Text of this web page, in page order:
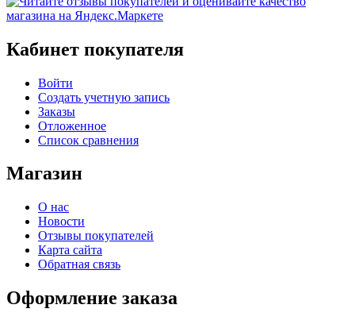
Кабинет покупателя
Войти
Создать учетную запись
Заказы
Отложенное
Список сравнения
Магазин
О нас
Новости
Отзывы покупателей
Карта сайта
Обратная связь
Оформление заказа